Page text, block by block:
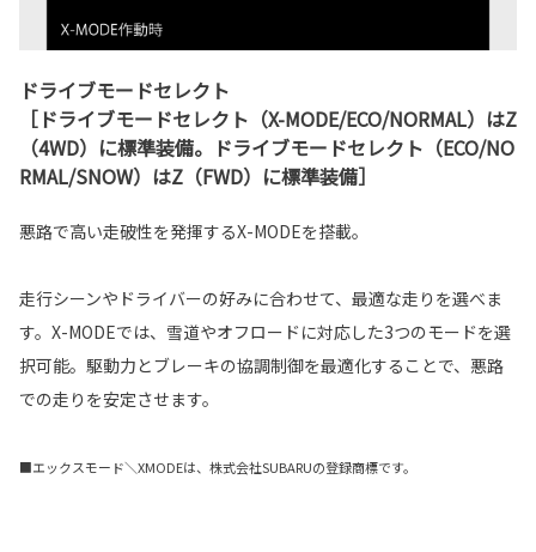
ドライブモードセレクト
［ドライブモードセレクト（X-MODE/ECO/NORMAL）はZ
（4WD）に標準装備。ドライブモードセレクト（ECO/NO
RMAL/SNOW）はZ（FWD）に標準装備］
悪路で高い走破性を発揮するX-MODEを搭載。
走行シーンやドライバーの好みに合わせて、最適な走りを選べま
す。X-MODEでは、雪道やオフロードに対応した3つのモードを選
択可能。駆動力とブレーキの協調制御を最適化することで、悪路
での走りを安定させます。
■エックスモード＼XMODEは、株式会社SUBARUの登録商標です。